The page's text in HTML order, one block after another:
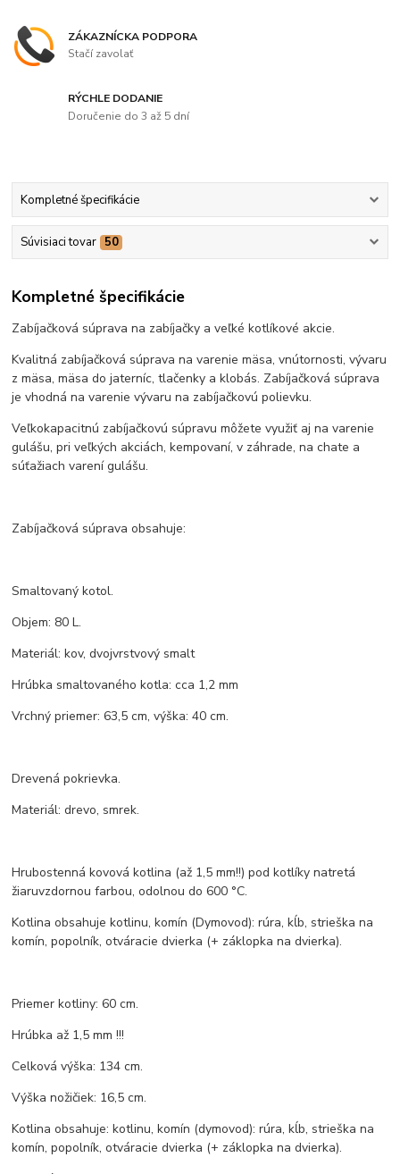
ZÁKAZNÍCKA PODPORA
Stačí zavolať
RÝCHLE DODANIE
Doručenie do 3 až 5 dní
Kompletné špecifikácie
Súvisiaci tovar 50
Kompletné špecifikácie
Zabíjačková súprava na zabíjačky a veľké kotlíkové akcie.
Kvalitná zabíjačková súprava na varenie mäsa, vnútornosti, vývaru
z mäsa, mäsa do jaterníc, tlačenky a klobás. Zabíjačková súprava
je vhodná na varenie vývaru na zabíjačkovú polievku.
Veľkokapacitnú zabíjačkovú súpravu môžete využiť aj na varenie
gulášu, pri veľkých akciách, kempovaní, v záhrade, na chate a
súťažiach varení gulášu.
Zabíjačková súprava obsahuje:
Smaltovaný kotol.
Objem: 80 L.
Materiál: kov, dvojvrstvový smalt
Hrúbka smaltovaného kotla: cca 1,2 mm
Vrchný priemer: 63,5 cm, výška: 40 cm.
Drevená pokrievka.
Materiál: drevo, smrek.
Hrubostenná kovová kotlina (až 1,5 mm!!) pod kotlíky natretá
žiaruvzdornou farbou, odolnou do 600 °C.
Kotlina obsahuje kotlinu, komín (Dymovod): rúra, kĺb, strieška na
komín, popolník, otváracie dvierka (+ záklopka na dvierka).
Priemer kotliny: 60 cm.
Hrúbka až 1,5 mm !!!
Celková výška: 134 cm.
Výška nožičiek: 16,5 cm.
Kotlina obsahuje: kotlinu, komín (dymovod): rúra, kĺb, strieška na
komín, popolník, otváracie dvierka (+ záklopka na dvierka).